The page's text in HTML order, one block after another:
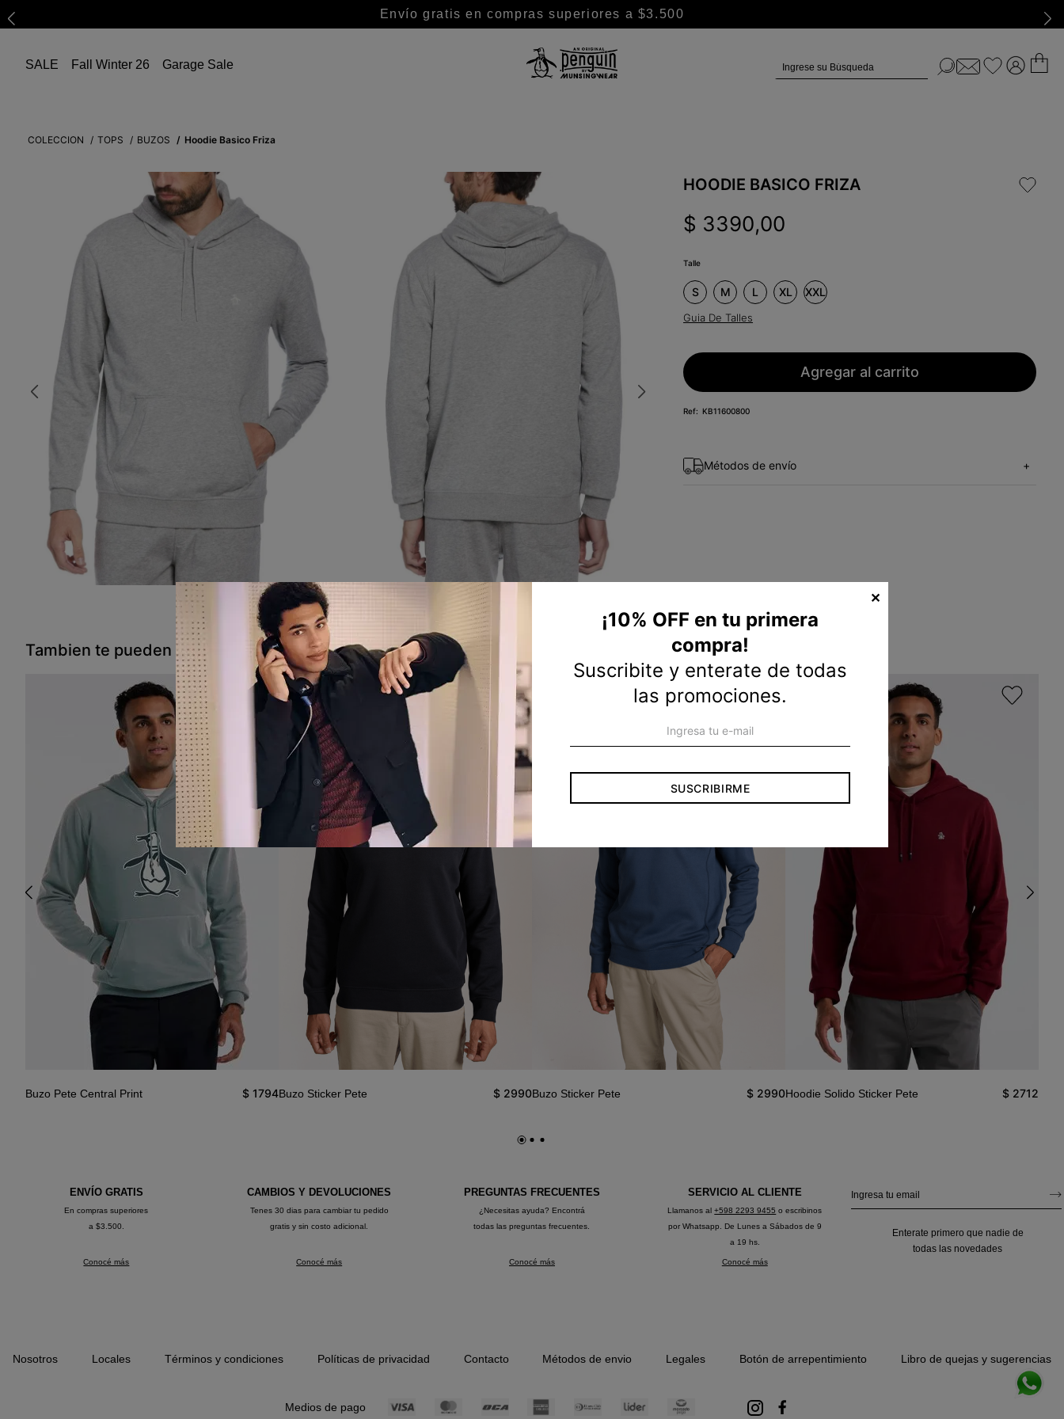
Envío gratis en compras superiores a $3.500
SALE Fall Winter 26 Garage Sale
COLECCION TOPS BUZOS Hoodie Basico Friza
HOODIE BASICO FRIZA
$ 3390,00
Talle
S M L XL XXL
Guia De Talles
Agregar al carrito
KB11600800
Métodos de envío +
Tambien te pueden interesar
Buzo Pete Central Print $ 1794Buzo Sticker Pete $ 2990Buzo Sticker Pete $ 2990Hoodie Solido Sticker Pete $ 2712
ENVÍO GRATIS
En compras superiores
a $3.500.
Conocé más
CAMBIOS Y DEVOLUCIONES
Tenes 30 dias para cambiar tu pedido
gratis y sin costo adicional.
Conocé más
PREGUNTAS FRECUENTES
¿Necesitas ayuda? Encontrá
todas las preguntas frecuentes.
Conocé más
SERVICIO AL CLIENTE
Llamanos al+598 2293 9455 o escribinos
por Whatsapp. De Lunes a Sábados de 9
a 19 hs.
Conocé más
Enterate primero que nadie de
todas las novedades
Nosotros Locales Términos y condiciones Políticas de privacidad Contacto Métodos de envio Legales Botón de arrepentimiento Libro de quejas y sugerencias
Medios de pago
¡10% OFF en tu primera
compra!
Suscribite y enterate de todas
las promociones.
SUSCRIBIRME
✕
3. chaleco puffer
remeras
5
chaleco
pantalon